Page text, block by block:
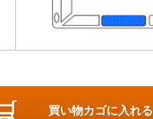
買い物カゴに入れる